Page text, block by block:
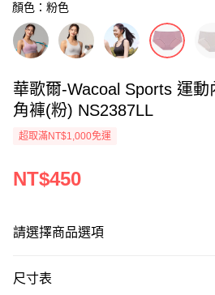
顏色：粉色
華歌爾-Wacoal Sports 運
角褲(粉) NS2387LL
超取滿NT$1,000免運
NT$450
請選擇商品選項
尺寸表